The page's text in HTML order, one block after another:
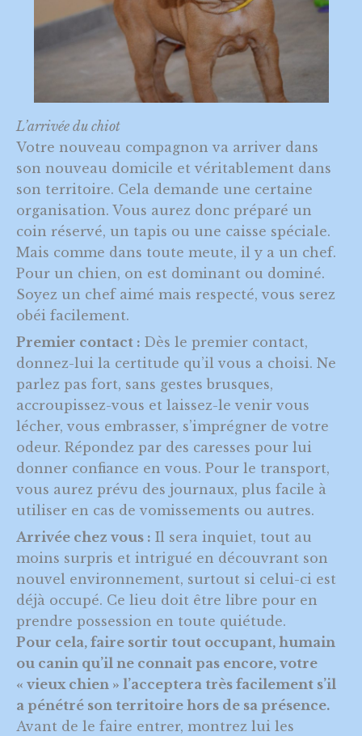
L’arrivée du chiot
Votre nouveau compagnon va arriver dans
son nouveau domicile et véritablement dans
son territoire. Cela demande une certaine
organisation. Vous aurez donc préparé un
coin réservé, un tapis ou une caisse spéciale.
Mais comme dans toute meute, il y a un chef.
Pour un chien, on est dominant ou dominé.
Soyez un chef aimé mais respecté, vous serez
obéi facilement.
Premier contact : Dès le premier contact,
donnez-lui la certitude qu’il vous a choisi. Ne
parlez pas fort, sans gestes brusques,
accroupissez-vous et laissez-le venir vous
lécher, vous embrasser, s’imprégner de votre
odeur. Répondez par des caresses pour lui
donner confiance en vous. Pour le transport,
vous aurez prévu des journaux, plus facile à
utiliser en cas de vomissements ou autres.
Arrivée chez vous : Il sera inquiet, tout au
moins surpris et intrigué en découvrant son
nouvel environnement, surtout si celui-ci est
déjà occupé. Ce lieu doit être libre pour en
prendre possession en toute quiétude.
Pour cela, faire sortir tout occupant, humain
ou canin qu’il ne connait pas encore, votre
« vieux chien » l’acceptera très facilement s’il
a pénétré son territoire hors de sa présence.
Avant de le faire entrer, montrez lui les